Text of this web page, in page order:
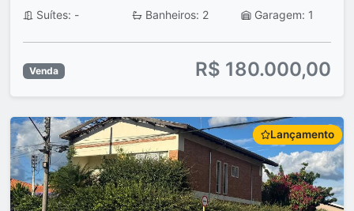
Suítes: -
Banheiros: 2 Garagem: 1
Venda R$ 180.000,00
Lançamento